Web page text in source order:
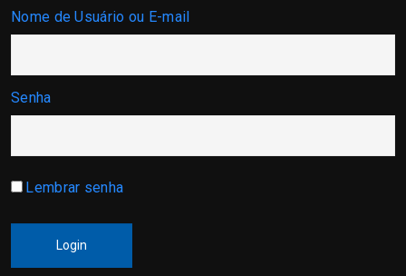
Nome de Usuário ou E-mail
Senha
Lembrar senha
Login